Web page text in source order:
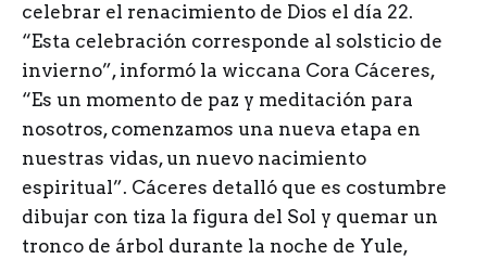
celebrar el renacimiento de Dios el día 22.
“Esta celebración corresponde al solsticio de
invierno”, informó la wiccana Cora Cáceres,
“Es un momento de paz y meditación para
nosotros, comenzamos una nueva etapa en
nuestras vidas, un nuevo nacimiento
espiritual”. Cáceres detalló que es costumbre
dibujar con tiza la figura del Sol y quemar un
tronco de árbol durante la noche de Yule,